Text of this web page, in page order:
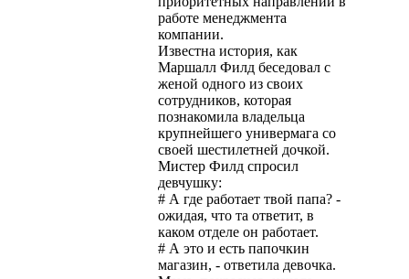
работе менеджмента
компании.
Известна история, как
Маршалл Филд беседовал с
женой одного из своих
сотрудников, которая
познакомила владельца
крупнейшего универмага со
своей шестилетней дочкой.
Мистер Филд спросил
девчушку:
# А где работает твой папа? -
ожидая, что та ответит, в
каком отделе он работает.
# А это и есть папочкин
магазин, - ответила девочка.